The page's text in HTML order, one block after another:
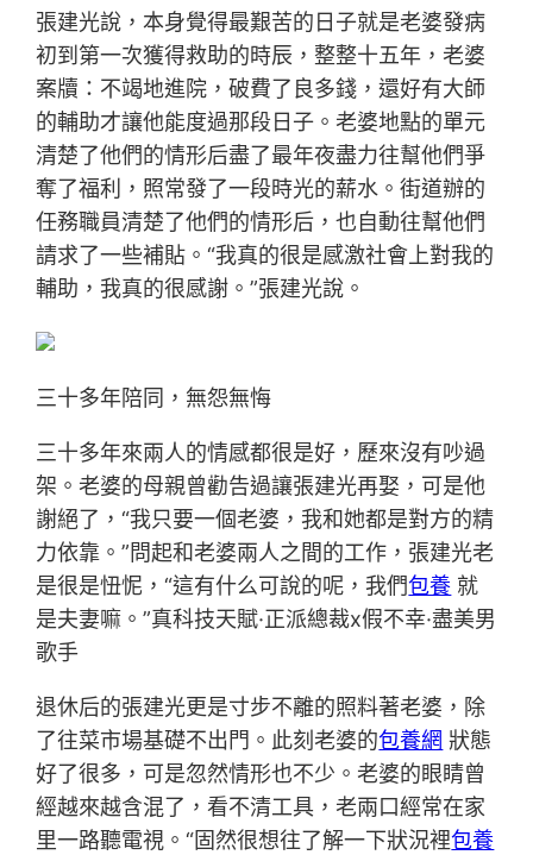
張建光說，本身覺得最艱苦的日子就是老婆發病
初到第一次獲得救助的時辰，整整十五年，老婆
案牘：不竭地進院，破費了良多錢，還好有大師
的輔助才讓他能度過那段日子。老婆地點的單元
清楚了他們的情形后盡了最年夜盡力往幫他們爭
奪了福利，照常發了一段時光的薪水。街道辦的
任務職員清楚了他們的情形后，也自動往幫他們
請求了一些補貼。“我真的很是感激社會上對我的
輔助，我真的很感謝。”張建光說。
三十多年陪同，無怨無悔
三十多年來兩人的情感都很是好，歷來沒有吵過
架。老婆的母親曾勸告過讓張建光再娶，可是他
謝絕了，“我只要一個老婆，我和她都是對方的精
力依靠。”問起和老婆兩人之間的工作，張建光老
是很是忸怩，“這有什么可說的呢，我們包養 就
是夫妻嘛。”真科技天賦·正派總裁x假不幸·盡美男
歌手
退休后的張建光更是寸步不離的照料著老婆，除
了往菜市場基礎不出門。此刻老婆的包養網 狀態
好了很多，可是忽然情形也不少。老婆的眼睛曾
經越來越含混了，看不清工具，老兩口經常在家
里一路聽電視。“固然很想往了解一下狀況裡包養